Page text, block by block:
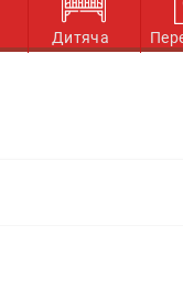
Дитяча